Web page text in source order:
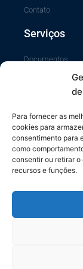
Para fornecer as
cookies para
consentimento para
como
consentir ou retirar
recursos e funções.
Contato
Serviços
Documentos
Portal da
Sistema SiscCG
Área do Sócio
Links Úteis
Repasses ao
Todos